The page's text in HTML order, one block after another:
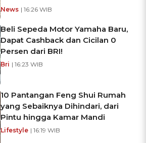
News | 16:26 WIB
Beli Sepeda Motor Yamaha Baru,
Dapat Cashback dan Cicilan 0
Persen dari BRI!
Bri | 16:23 WIB
10 Pantangan Feng Shui Rumah
yang Sebaiknya Dihindari, dari
Pintu hingga Kamar Mandi
Lifestyle | 16:19 WIB